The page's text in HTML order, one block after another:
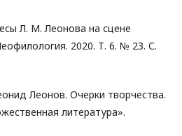
Л. М. Леонова на сцене
2020. Т. 6. № 23. С.
Леонов. Очерки творчества.
литература».